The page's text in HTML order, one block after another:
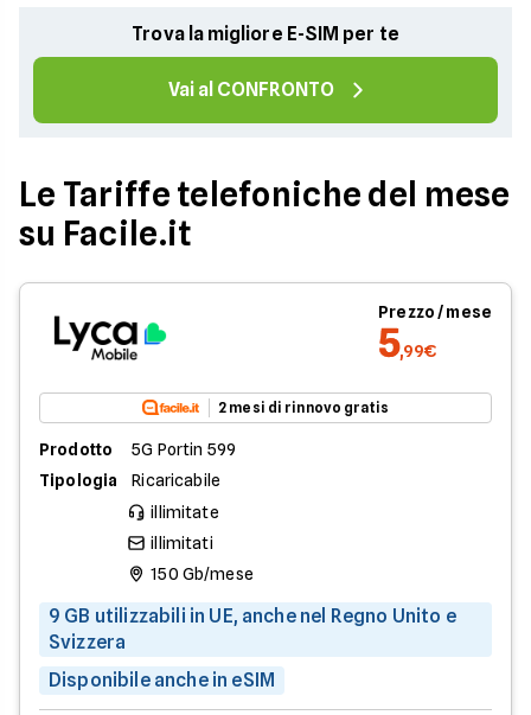
Trova la migliore E-SIM per te
Vai al CONFRONTO
Le Tariffe telefoniche del mese
su Facile.it
Prezzo / mese
5,99€
2 mesi di rinnovo gratis
Prodotto
5G Portin 599
Tipologia
Ricaricabile
illimitate
illimitati
150 Gb/mese
9 GB utilizzabili in UE, anche nel Regno Unito e
Svizzera
Disponibile anche in eSIM